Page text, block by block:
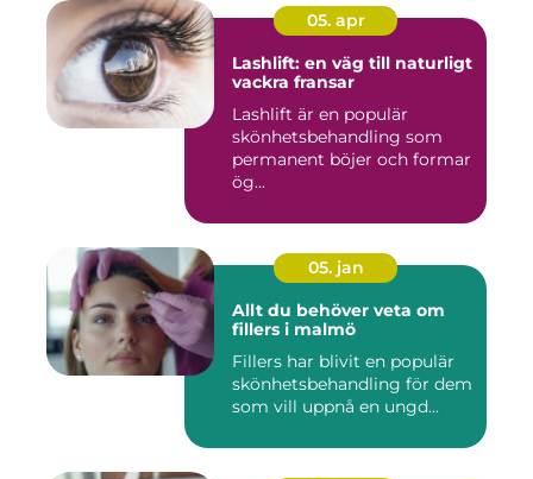
05. apr
Lashlift: en väg till naturligt
vackra fransar
Lashlift är en populär
skönhetsbehandling som
permanent böjer och formar
ög...
05. jan
Allt du behöver veta om
fillers i malmö
Fillers har blivit en populär
skönhetsbehandling för dem
som vill uppnå en ungd...